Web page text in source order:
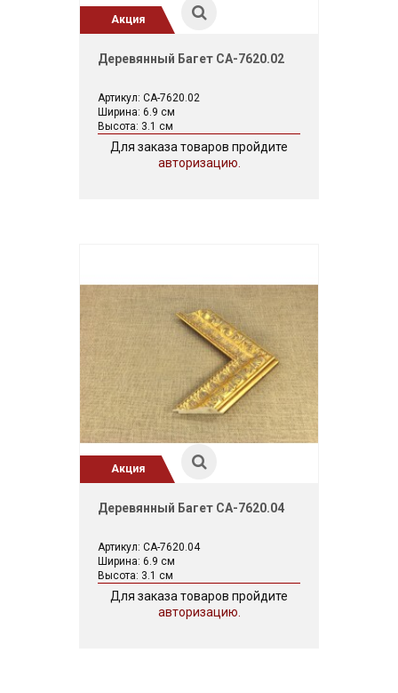
Акция
Деревянный Багет CA-7620.02
Артикул: CA-7620.02
Ширина: 6.9 см
Высота: 3.1 см
Для заказа товаров пройдите
авторизацию.
Акция
Деревянный Багет CA-7620.04
Артикул: CA-7620.04
Ширина: 6.9 см
Высота: 3.1 см
Для заказа товаров пройдите
авторизацию.